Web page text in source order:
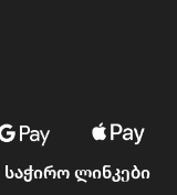
საჭირო ლინკები